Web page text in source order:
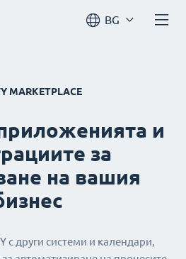
BG
MARKETPLACE
и
за
на вашия
с други системи и календари,